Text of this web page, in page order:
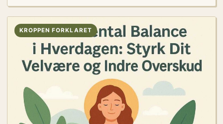
KROPPEN FORKLARET